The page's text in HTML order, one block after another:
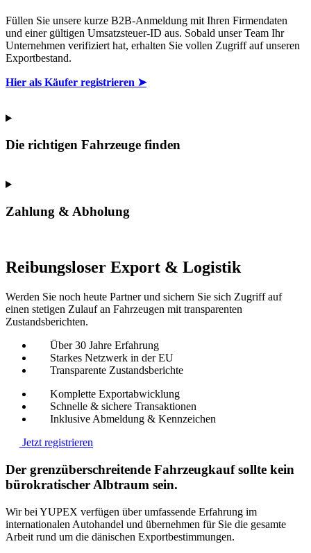
Füllen Sie unsere kurze B2B-Anmeldung mit Ihren Firmendaten
und einer gültigen Umsatzsteuer-ID aus. Sobald unser Team Ihr
Unternehmen verifiziert hat, erhalten Sie vollen Zugriff auf unseren
Exportbestand.
Hier als Käufer registrieren ➤
Die richtigen Fahrzeuge finden
Zahlung & Abholung
Reibungsloser Export & Logistik
Werden Sie noch heute Partner und sichern Sie sich Zugriff auf
einen stetigen Zulauf an Fahrzeugen mit transparenten
Zustandsberichten.
Über 30 Jahre Erfahrung
Starkes Netzwerk in der EU
Transparente Zustandsberichte
Komplette Exportabwicklung
Schnelle & sichere Transaktionen
Inklusive Abmeldung & Kennzeichen
Jetzt registrieren
Der grenzüberschreitende Fahrzeugkauf sollte kein
bürokratischer Albtraum sein.
Wir bei YUPEX verfügen über umfassende Erfahrung im
internationalen Autohandel und übernehmen für Sie die gesamte
Arbeit rund um die dänischen Exportbestimmungen.